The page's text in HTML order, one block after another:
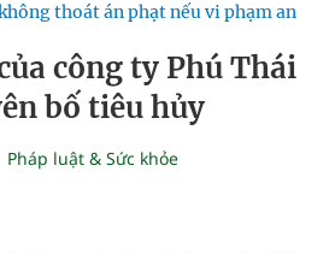
thoát án phạt nếu vi phạm an
công ty Phú Thái
bố tiêu hủy
Pháp luật & Sức khỏe